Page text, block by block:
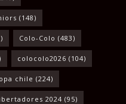
(148)
Colo-Colo (483)
colocolo2026 (104)
chile (224)
2024 (95)